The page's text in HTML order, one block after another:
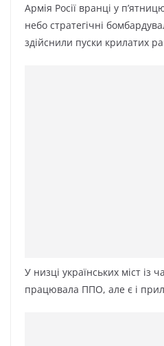
Армія Росії вранці у
небо стратегічні
здійснили пуски крилатих
У низці українських міст із
працювала ППО, але є і